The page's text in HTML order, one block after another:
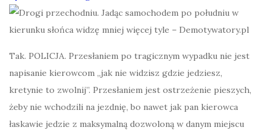
Tak. POLICJA. Przesłaniem po tragicznym wypadku nie jest
napisanie kierowcom „jak nie widzisz gdzie jedziesz,
kretynie to zwolnij”. Przesłaniem jest ostrzeżenie pieszych,
żeby nie wchodzili na jezdnię, bo nawet jak pan kierowca
łaskawie jedzie z maksymalną dozwoloną w danym miejscu